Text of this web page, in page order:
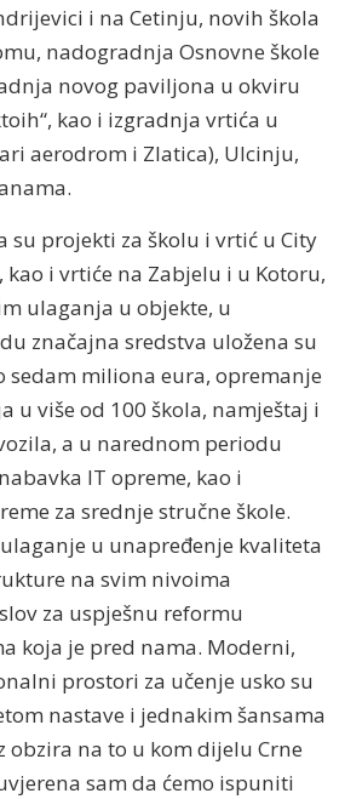
i na Cetinju, novih škola
nadogradnja Osnovne škole
novog paviljona u okviru
kao i izgradnja vrtića u
aerodrom i Zlatica), Ulcinju,
su projekti za školu i vrtić u City
i vrtiće na Zabjelu i u Kotoru,
ulaganja u objekte, u
značajna sredstva uložena su
sedam miliona eura, opremanje
u više od 100 škola, namještaj i
a u narednom periodu
IT opreme, kao i
za srednje stručne škole.
u unapređenje kvaliteta
na svim nivoima
za uspješnu reformu
koja je pred nama. Moderni,
prostori za učenje usko su
nastave i jednakim šansama
obzira na to u kom dijelu Crne
sam da ćemo ispuniti